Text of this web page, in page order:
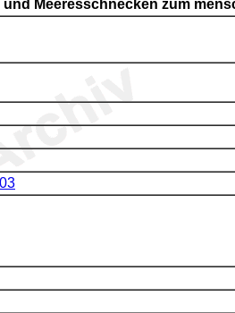
und Meeresschnecken zum